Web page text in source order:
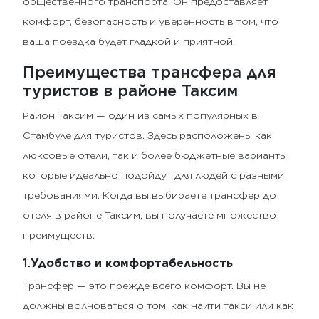
комфорт, безопасность и уверенность в том, что
ваша поездка будет гладкой и приятной.
Преимущества трансфера для
туристов в районе Таксим
Район Таксим — один из самых популярных в
Стамбуле для туристов. Здесь расположены как
люксовые отели, так и более бюджетные варианты,
которые идеально подойдут для людей с разными
требованиями. Когда вы выбираете трансфер до
отеля в районе Таксим, вы получаете множество
преимуществ:
1.Удобство и комфортабельность
Трансфер — это прежде всего комфорт. Вы не
должны волноваться о том, как найти такси или как